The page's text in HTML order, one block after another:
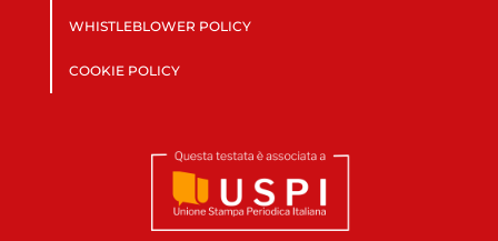
WHISTLEBLOWER POLICY
COOKIE POLICY